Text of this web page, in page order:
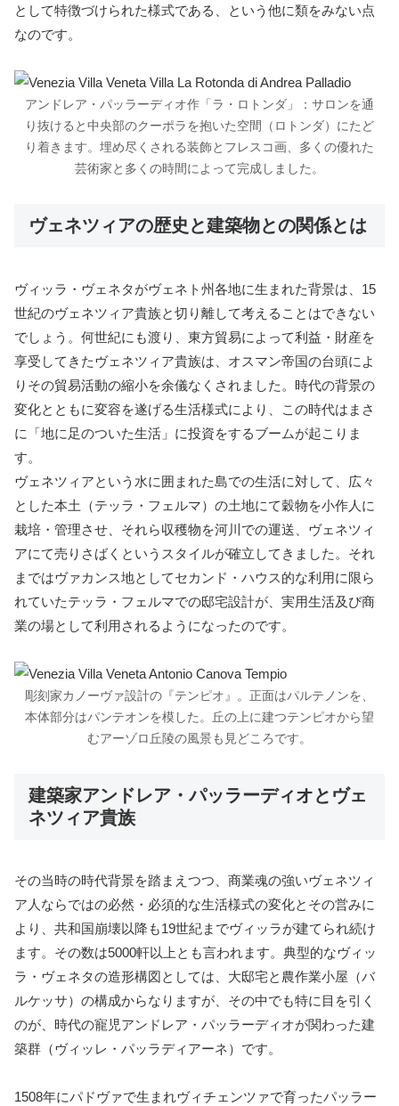
として特徴づけられた様式である、という他に類をみない点
なのです。
アンドレア・パッラーディオ作「ラ・ロトンダ」：サロンを通
り抜けると中央部のクーポラを抱いた空間（ロトンダ）にたど
り着きます。埋め尽くされる装飾とフレスコ画、多くの優れた
芸術家と多くの時間によって完成しました。
ヴェネツィアの歴史と建築物との関係とは
ヴィッラ・ヴェネタがヴェネト州各地に生まれた背景は、15
世紀のヴェネツィア貴族と切り離して考えることはできない
でしょう。何世紀にも渡り、東方貿易によって利益・財産を
享受してきたヴェネツィア貴族は、オスマン帝国の台頭によ
りその貿易活動の縮小を余儀なくされました。時代の背景の
変化とともに変容を遂げる生活様式により、この時代はまさ
に「地に足のついた生活」に投資をするブームが起こりま
す。
ヴェネツィアという水に囲まれた島での生活に対して、広々
とした本土（テッラ・フェルマ）の土地にて穀物を小作人に
栽培・管理させ、それら収穫物を河川での運送、ヴェネツィ
アにて売りさばくというスタイルが確立してきました。それ
まではヴァカンス地としてセカンド・ハウス的な利用に限ら
れていたテッラ・フェルマでの邸宅設計が、実用生活及び商
業の場として利用されるようになったのです。
彫刻家カノーヴァ設計の『テンピオ』。正面はパルテノンを、
本体部分はパンテオンを模した。丘の上に建つテンピオから望
むアーゾロ丘陵の風景も見どころです。
建築家アンドレア・パッラーディオとヴェ
ネツィア貴族
その当時の時代背景を踏まえつつ、商業魂の強いヴェネツィ
ア人ならではの必然・必須的な生活様式の変化とその営みに
より、共和国崩壊以降も19世紀までヴィッラが建てられ続け
ます。その数は5000軒以上とも言われます。典型的なヴィッ
ラ・ヴェネタの造形構図としては、大邸宅と農作業小屋（バ
ルケッサ）の構成からなりますが、その中でも特に目を引く
のが、時代の寵児アンドレア・パッラーディオが関わった建
築群（ヴィッレ・パッラディアーネ）です。
1508年にパドヴァで生まれヴィチェンツァで育ったパッラー